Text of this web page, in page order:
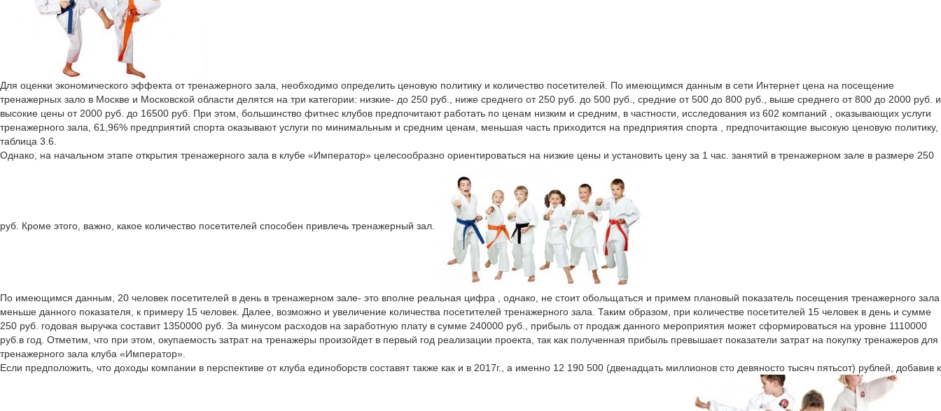
Для оценки экономического эффекта от тренажерного зала, необходимо определить ценовую политику и количество посетителей. По имеющимся данным в сети Интернет цена на посещение
тренажерных зало в Москве и Московской области делятся на три категории: низкие- до 250 руб., ниже среднего от 250 руб. до 500 руб., средние от 500 до 800 руб., выше среднего от 800 до 2000 руб. и
высокие цены от 2000 руб. до 16500 руб. При этом, большинство фитнес клубов предпочитают работать по ценам низким и средним, в частности, исследования из 602 компаний , оказывающих услуги
тренажерного зала, 61,96% предприятий спорта оказывают услуги по минимальным и средним ценам, меньшая часть приходится на предприятия спорта , предпочитающие высокую ценовую политику,
таблица 3.6.
Однако, на начальном этапе открытия тренажерного зала в клубе «Император» целесообразно ориентироваться на низкие цены и установить цену за 1 час. занятий в тренажерном зале в размере 250
руб. Кроме этого, важно, какое количество посетителей способен привлечь тренажерный зал.
По имеющимся данным, 20 человек посетителей в день в тренажерном зале- это вполне реальная цифра , однако, не стоит обольщаться и примем плановый показатель посещения тренажерного зала
меньше данного показателя, к примеру 15 человек. Далее, возможно и увеличение количества посетителей тренажерного зала. Таким образом, при количестве посетителей 15 человек в день и сумме
250 руб. годовая выручка составит 1350000 руб. За минусом расходов на заработную плату в сумме 240000 руб., прибыль от продаж данного мероприятия может сформироваться на уровне 1110000
руб.в год. Отметим, что при этом, окупаемость затрат на тренажеры произойдет в первый год реализации проекта, так как полученная прибыль превышает показатели затрат на покупку тренажеров для
тренажерного зала клуба «Император».
Если предположить, что доходы компании в перспективе от клуба единоборств составят также как и в 2017г., а именно 12 190 500 (двенадцать миллионов сто девяносто тысяч пятьсот) рублей, добавив к